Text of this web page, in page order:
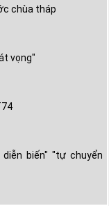
chùa tháp
vọng"
biến" "tự chuyển